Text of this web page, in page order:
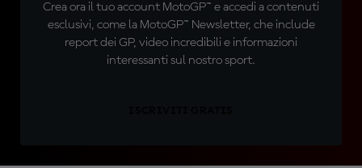
Crea ora il tuo account MotoGP™ e accedi a contenuti
esclusivi, come la MotoGP™ Newsletter, che include
report dei GP, video incredibili e informazioni
interessanti sul nostro sport.